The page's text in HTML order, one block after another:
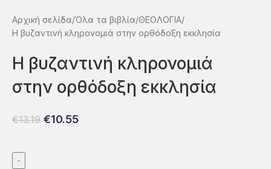
Αρχική σελίδα Όλα τα βιβλία ΘΕΟΛΟΓΙΑ
Η βυζαντινή κληρονομιά στην ορθόδοξη εκκλησία
Η βυζαντινή κληρονομιά
στην ορθόδοξη εκκλησία
€13.19 €10.55